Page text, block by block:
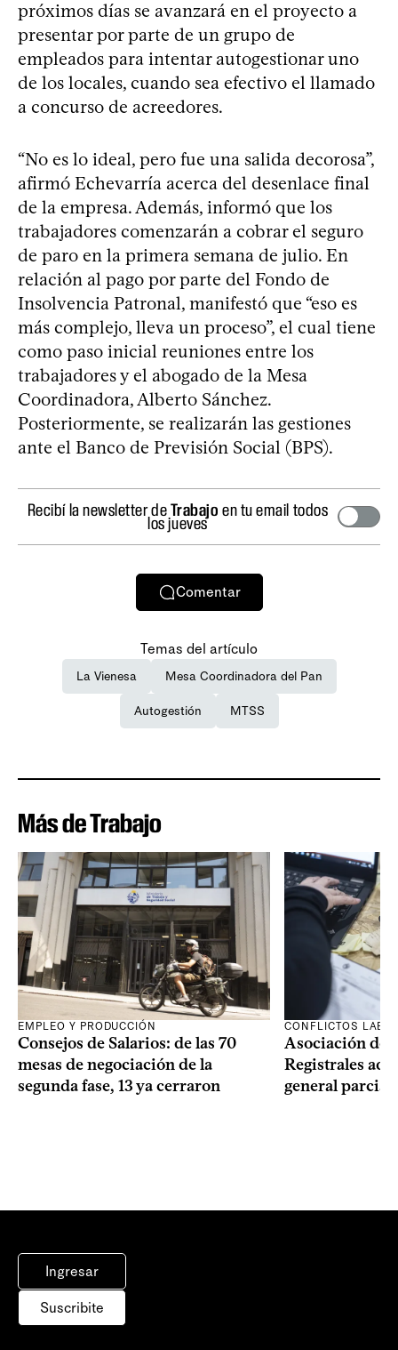
próximos días se avanzará en el proyecto a
presentar por parte de un grupo de
empleados para intentar autogestionar uno
de los locales, cuando sea efectivo el llamado
a concurso de acreedores.
“No es lo ideal, pero fue una salida decorosa”,
afirmó Echevarría acerca del desenlace final
de la empresa. Además, informó que los
trabajadores comenzarán a cobrar el seguro
de paro en la primera semana de julio. En
relación al pago por parte del Fondo de
Insolvencia Patronal, manifestó que “eso es
más complejo, lleva un proceso”, el cual tiene
como paso inicial reuniones entre los
trabajadores y el abogado de la Mesa
Coordinadora, Alberto Sánchez.
Posteriormente, se realizarán las gestiones
ante el Banco de Previsión Social (BPS).
Recibí la newsletter deTrabajo en tu email todos
los jueves
Comentar
Temas del artículo
La Vienesa Mesa Coordinadora del Pan
Autogestión MTSS
Más de Trabajo
EMPLEO Y PRODUCCIÓN
Consejos de Salarios: de las 70
mesas de negociación de la
segunda fase, 13 ya cerraron
CONFLICTOS
Asociación de
Registrales
general parcial
Ingresar
Suscribite